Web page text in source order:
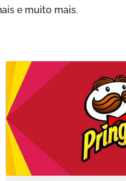
e muito mais.